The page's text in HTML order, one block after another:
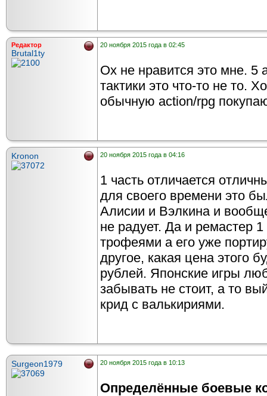
Редактор
Brutal1ty
20 ноября 2015 года в 02:45
Ох не нравится это мне. 5
тактики это что-то не то.
обычную action/rpg
Kronon 20 ноября 2015 года в 04:16
1 часть отличается
для своего времени это
Алисии и Вэлкина и
не радует. Да и ремастер
трофеями а его уже
другое, какая цена этого
рублей. Японские игры
забывать не стоит, а то
крид с валькириями.
Surgeon1979 20 ноября 2015 года в 10:13
Определённые боевые